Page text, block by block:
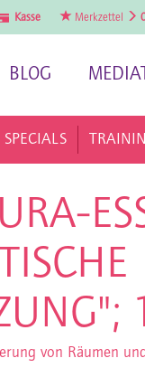
Kasse Merkzettel
BLOG
SPECIALS
von Räumen